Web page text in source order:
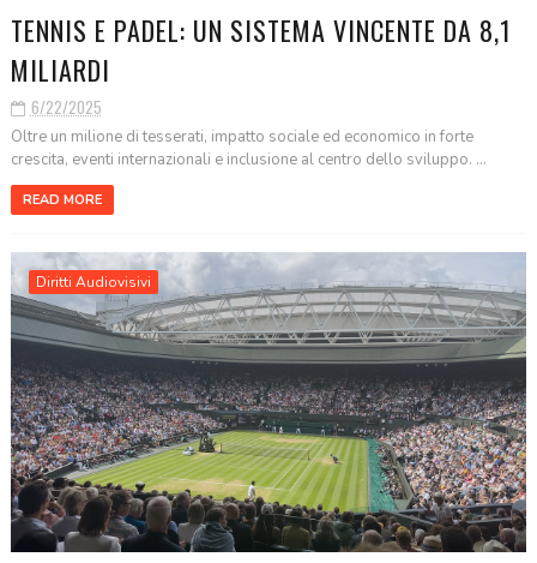
TENNIS E PADEL: UN SISTEMA VINCENTE DA 8,1
MILIARDI
6/22/2025
Oltre un milione di tesserati, impatto sociale ed economico in forte
crescita, eventi internazionali e inclusione al centro dello sviluppo. ...
READ MORE
Diritti Audiovisivi